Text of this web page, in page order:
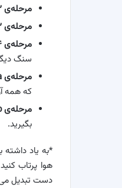
مرحله‌ی ۲:
مرحله‌ی ۳:
مرحله‌ی ۴:
سنگ
مرحله‌ی ۵a:
که همه
مرحله‌ی ۵b:
بگیرید.
*به یاد
هوا پرتاب
دست تبدیل